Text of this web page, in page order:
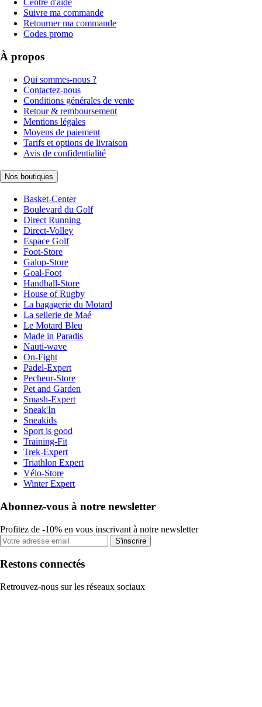
Centre d'aide
Suivre ma commande
Retourner ma commande
Codes promo
À propos
Qui sommes-nous ?
Contactez-nous
Conditions générales de vente
Retour & remboursement
Mentions légales
Moyens de paiement
Tarifs et options de livraison
Avis de confidentialité
Nos boutiques
Basket-Center
Boulevard du Golf
Direct Running
Direct-Volley
Espace Golf
Foot-Store
Galop-Store
Goal-Foot
Handball-Store
House of Rugby
La bagagerie du Motard
La sellerie de Maé
Le Motard Bleu
Made in Paradis
Nauti-wave
On-Fight
Padel-Expert
Pecheur-Store
Pet and Garden
Smash-Expert
Sneak'In
Sneakids
Sport is good
Training-Fit
Trek-Expert
Triathlon Expert
Vélo-Store
Winter Expert
Abonnez-vous à notre newsletter
Profitez de -10% en vous inscrivant à notre newsletter
S'inscrire
Restons connectés
Retrouvez-nous sur les réseaux sociaux